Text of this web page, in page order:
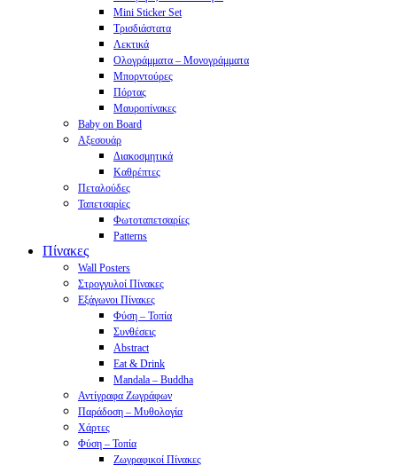
Mini Sticker Set
Tρισδιάστατα
Λεκτικά
Ολογράμματα – Μονογράμματα
Μπορντούρες
Πόρτας
Μαυροπίνακες
Baby on Board
Αξεσουάρ
Διακοσμητικά
Καθρέπτες
Πεταλούδες
Ταπετσαρίες
Φωτοταπετσαρίες
Patterns
Πίνακες
Wall Posters
Στρογγυλοί Πίνακες
Εξάγωνοι Πίνακες
Φύση – Τοπία
Συνθέσεις
Abstract
Eat & Drink
Mandala – Buddha
Αντίγραφα Ζωγράφων
Παράδοση – Μυθολογία
Χάρτες
Φύση – Τοπία
Ζωγραφικοί Πίνακες